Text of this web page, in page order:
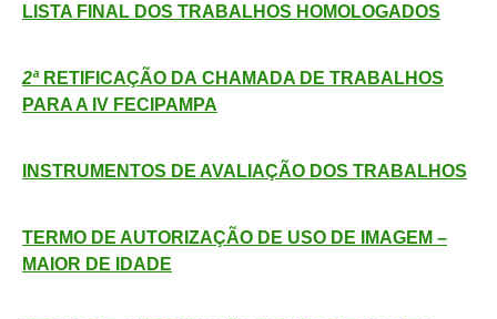
LISTA FINAL DOS TRABALHOS HOMOLOGADOS
2ª RETIFICAÇÃO DA CHAMADA DE TRABALHOS
PARA A IV FECIPAMPA
INSTRUMENTOS DE AVALIAÇÃO DOS TRABALHOS
TERMO DE AUTORIZAÇÃO DE USO DE IMAGEM –
MAIOR DE IDADE